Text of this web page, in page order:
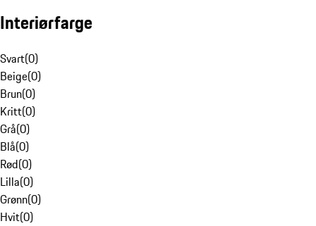
Interiørfarge
Svart(0)
Beige(0)
Brun(0)
Kritt(0)
Grå(0)
Blå(0)
Rød(0)
Lilla(0)
Grønn(0)
Hvit(0)